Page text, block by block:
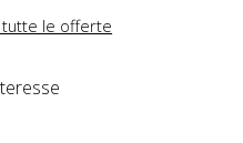
tutte le offerte